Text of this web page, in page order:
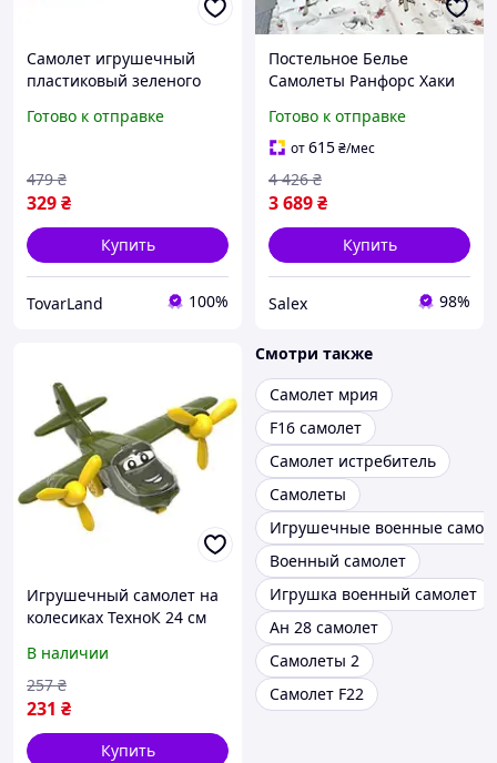
Самолет игрушечный
пластиковый зеленого
вращением пропеллеров
Готово к отправке
329₴
479 ₴
Купить
TovarLand 100%
Постельное Белье
Самолеты Ранфорс Хаки
Літачки Ранфорс Хакі
Готово к отправке
от615₴/мес
3 689₴
4 426 ₴
Купить
Salex 98%
Игрушечный самолет на
колесиках ТехноК 24 см
В наличии
231 ₴
257 ₴
Купить
Смотри также
Самолет мрия
F16 самолет
Самолет истребитель
Самолеты
Игрушечные военные
Военный самолет
Игрушка военный самолет
Ан 28 самолет
Самолеты 2
Самолет F22